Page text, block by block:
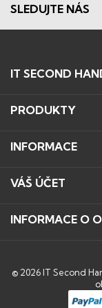
SLEDUJTE NÁS
IT SECOND
PRODUKTY
INFORMACE
VÁŠ ÚČET
INFORMACE O
© 2026 IT Second